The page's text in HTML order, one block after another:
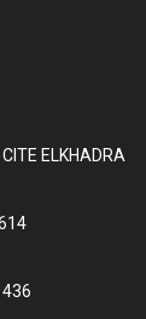
ELKHADRA